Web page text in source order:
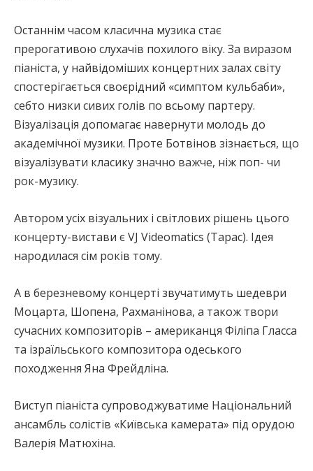
Останнім часом класична музика стає
прерогативою слухачів похилого віку. За виразом
піаніста, у найвідоміших концертних залах світу
спостерігається своєрідний «симптом кульбаби»,
себто низки сивих голів по всьому партеру.
Візуалізація допомагає навернути молодь до
академічної музики. Проте Ботвінов зізнається, що
візуалізувати класику значно важче, ніж поп- чи
рок-музику.
Автором усіх візуальних і світлових рішень цього
концерту-вистави є VJ Videomatics (Тарас). Ідея
народилася сім років тому.
А в березневому концерті звучатимуть шедеври
Моцарта, Шопена, Рахманінова, а також твори
сучасних композиторів – американця Філіпа Гласса
та ізраїльського композитора одеського
походження Яна Фрейдліна.
Виступ піаніста супроводжуватиме Національний
ансамбль солістів «Київська камерата» під орудою
Валерія Матюхіна.